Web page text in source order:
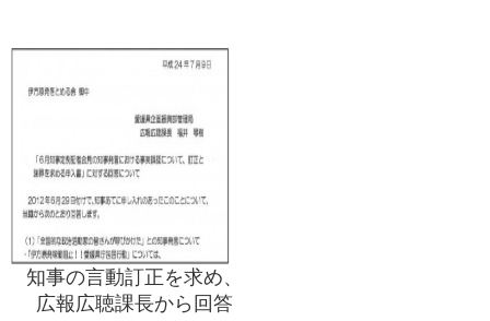
知事の言動訂正を求め、
広報広聴課長から回答